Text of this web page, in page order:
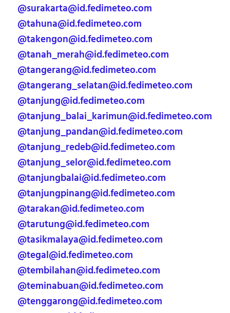
@surakarta@id.fedimeteo.com
@tahuna@id.fedimeteo.com
@takengon@id.fedimeteo.com
@tanah_merah@id.fedimeteo.com
@tangerang@id.fedimeteo.com
@tangerang_selatan@id.fedimeteo.com
@tanjung@id.fedimeteo.com
@tanjung_balai_karimun@id.fedimeteo.com
@tanjung_pandan@id.fedimeteo.com
@tanjung_redeb@id.fedimeteo.com
@tanjung_selor@id.fedimeteo.com
@tanjungbalai@id.fedimeteo.com
@tanjungpinang@id.fedimeteo.com
@tarakan@id.fedimeteo.com
@tarutung@id.fedimeteo.com
@tasikmalaya@id.fedimeteo.com
@tegal@id.fedimeteo.com
@tembilahan@id.fedimeteo.com
@teminabuan@id.fedimeteo.com
@tenggarong@id.fedimeteo.com